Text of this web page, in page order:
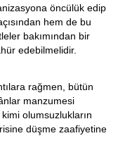
öncülük edip
hem de bu
bakımından bir
edebilmelidir.
rağmen, bütün
manzumesi
olumsuzlukların
düşme zaafiyetine